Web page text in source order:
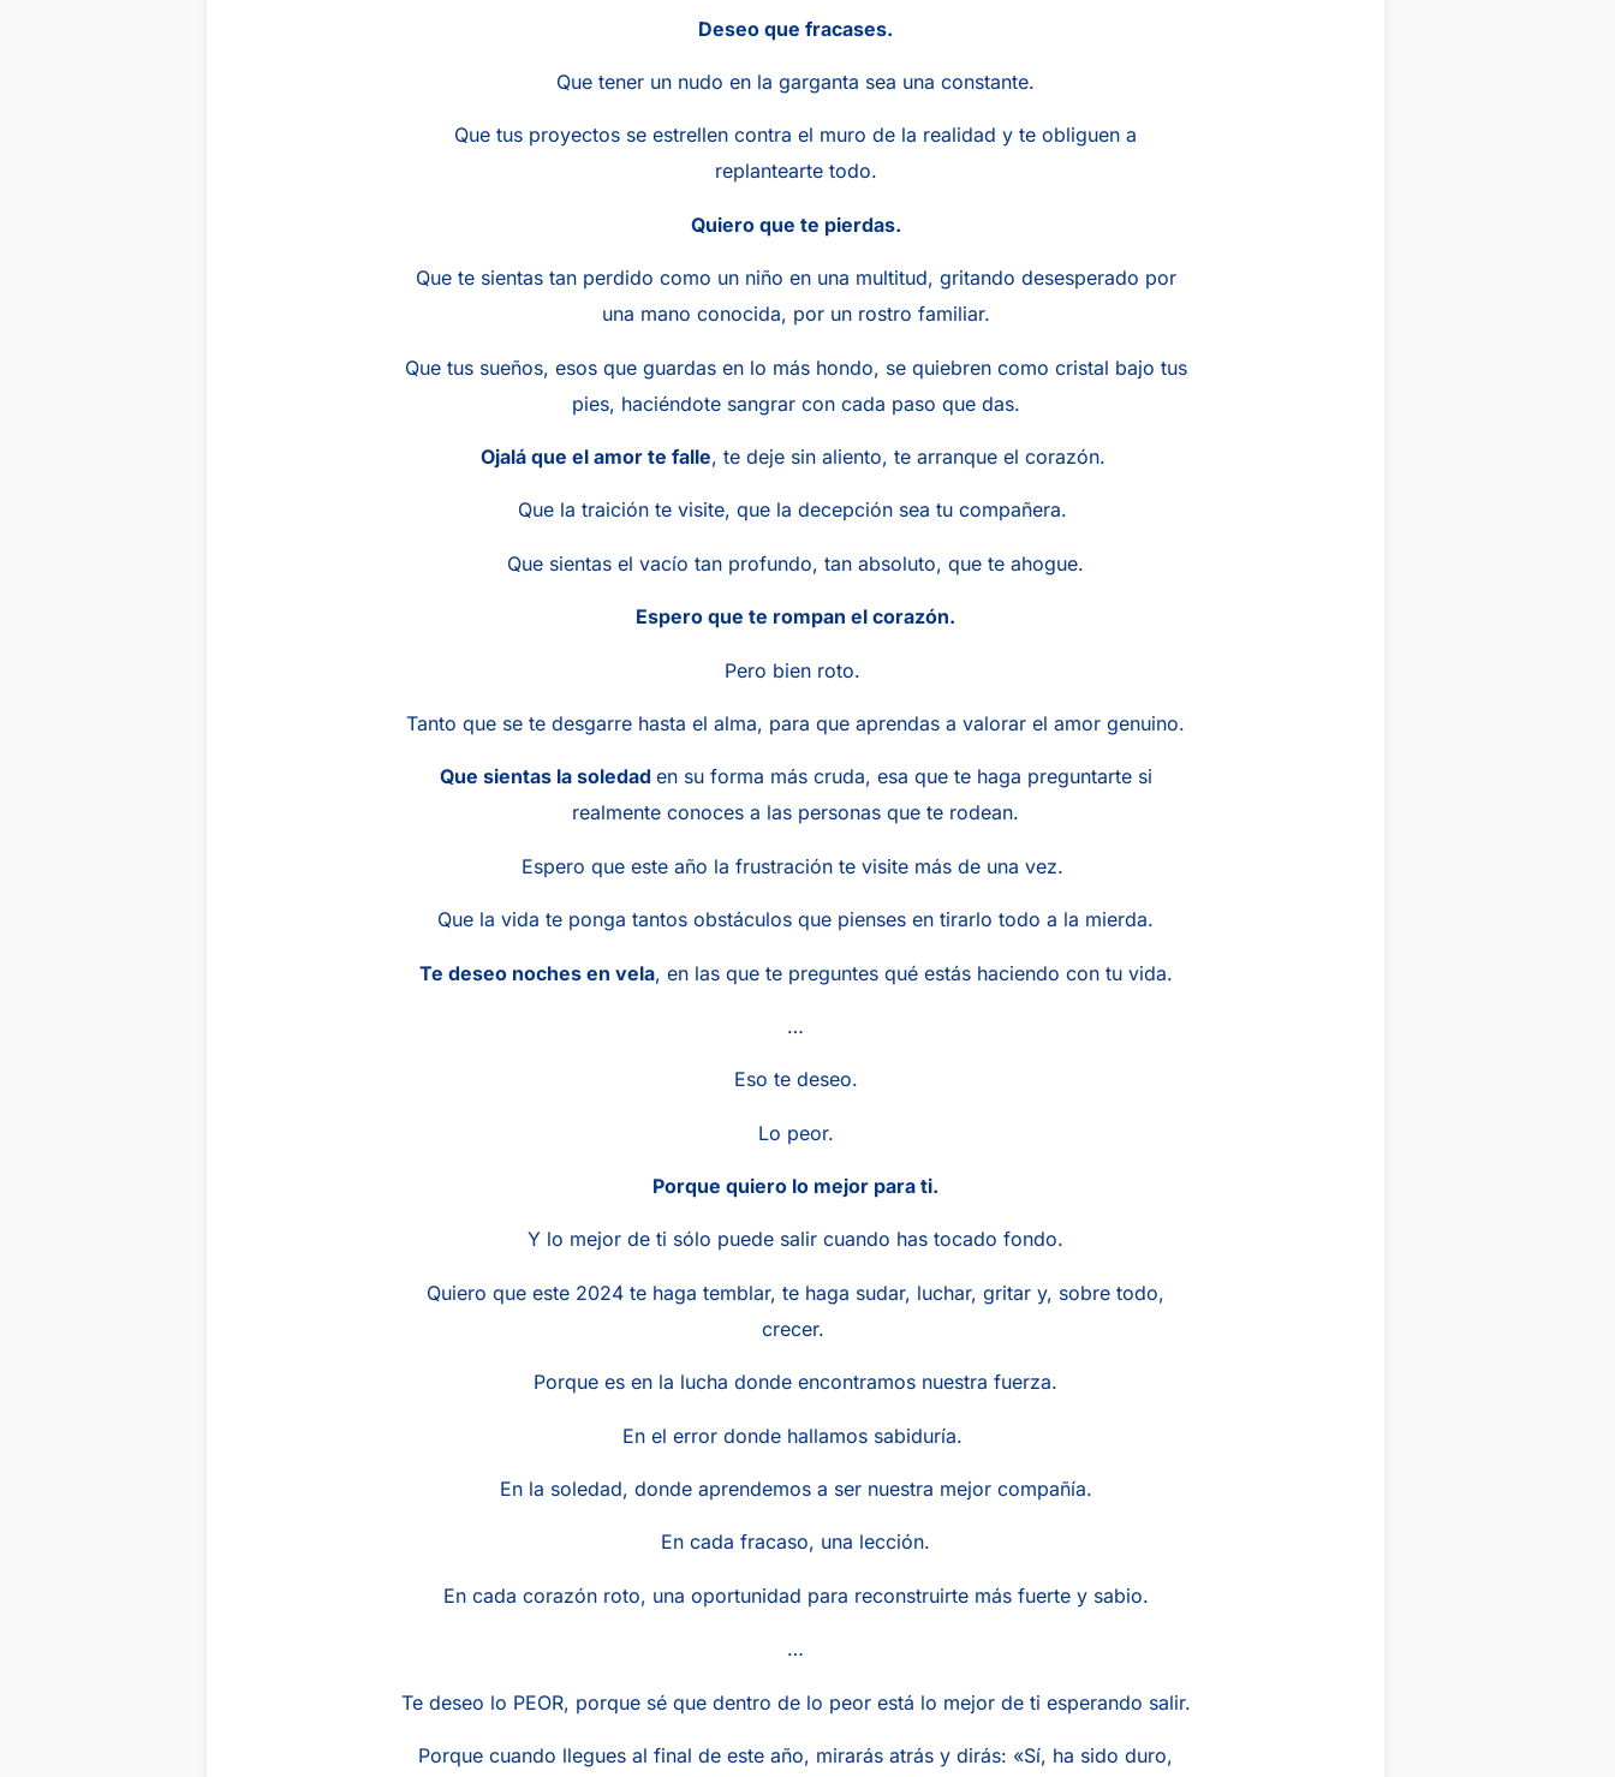
Deseo que fracases.
Que tener un nudo en la garganta sea una constante.
Que tus proyectos se estrellen contra el muro de la realidad y te obliguen a
replantearte todo.
Quiero que te pierdas.
Que te sientas tan perdido como un niño en una multitud, gritando desesperado por
una mano conocida, por un rostro familiar.
Que tus sueños, esos que guardas en lo más hondo, se quiebren como cristal bajo tus
pies, haciéndote sangrar con cada paso que das.
Ojalá que el amor te falle, te deje sin aliento, te arranque el corazón.
Que la traición te visite, que la decepción sea tu compañera.
Que sientas el vacío tan profundo, tan absoluto, que te ahogue.
Espero que te rompan el corazón.
Pero bien roto.
Tanto que se te desgarre hasta el alma, para que aprendas a valorar el amor genuino.
Que sientas la soledad en su forma más cruda, esa que te haga preguntarte si
realmente conoces a las personas que te rodean.
Espero que este año la frustración te visite más de una vez.
Que la vida te ponga tantos obstáculos que pienses en tirarlo todo a la mierda.
Te deseo noches en vela, en las que te preguntes qué estás haciendo con tu vida.
…
Eso te deseo.
Lo peor.
Porque quiero lo mejor para ti.
Y lo mejor de ti sólo puede salir cuando has tocado fondo.
Quiero que este 2024 te haga temblar, te haga sudar, luchar, gritar y, sobre todo,
crecer.
Porque es en la lucha donde encontramos nuestra fuerza.
En el error donde hallamos sabiduría.
En la soledad, donde aprendemos a ser nuestra mejor compañía.
En cada fracaso, una lección.
En cada corazón roto, una oportunidad para reconstruirte más fuerte y sabio.
…
Te deseo lo PEOR, porque sé que dentro de lo peor está lo mejor de ti esperando salir.
Porque cuando llegues al final de este año, mirarás atrás y dirás: «Sí, ha sido duro,